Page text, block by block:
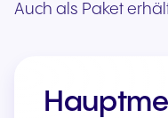
Auch als Paket